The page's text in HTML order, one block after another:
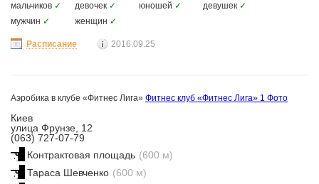
мальчиков ✓ девочек ✓ юношей ✓ девушек ✓
мужчин ✓ женщин ✓
Расписание 2016.09.25
Аэробика в клубе «Фитнес Лига» Фитнес клуб «Фитнес Лига» 1 Фото
Киев
улица Фрунзе, 12
(063) 727-07-79
Контрактовая площадь (600 м)
Тараса Шевченко (600 м)